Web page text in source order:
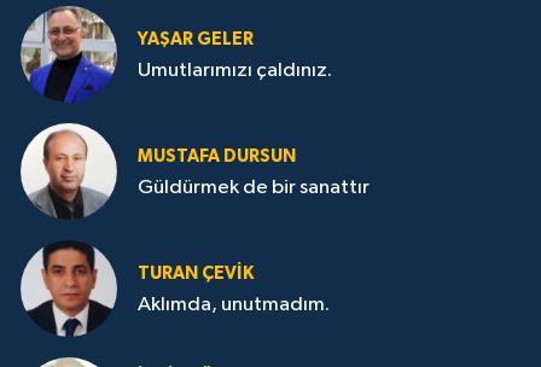
YAŞAR GELER
Umutlarımızı çaldınız.
MUSTAFA DURSUN
Güldürmek de bir sanattır
TURAN ÇEVİK
Aklımda, unutmadım.